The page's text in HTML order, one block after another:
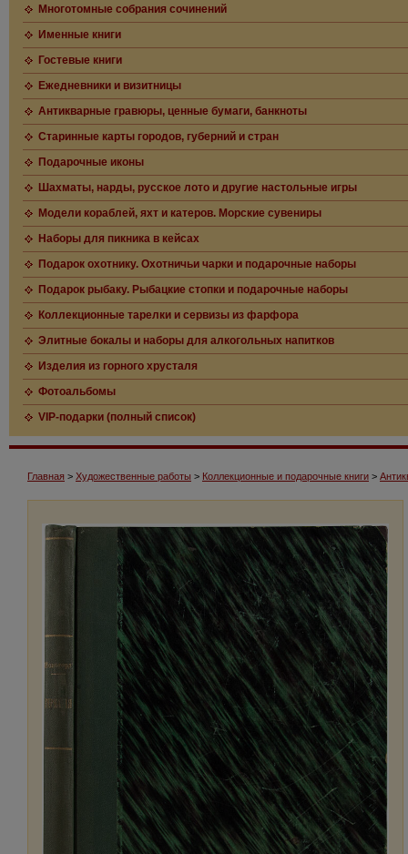
Многотомные собрания сочинений
Именные книги
Гостевые книги
Ежедневники и визитницы
Антикварные гравюры, ценные бумаги, банкноты
Старинные карты городов, губерний и стран
Подарочные иконы
Шахматы, нарды, русское лото и другие настольные игры
Модели кораблей, яхт и катеров. Морские сувениры
Наборы для пикника в кейсах
Подарок охотнику. Охотничьи чарки и подарочные наборы
Подарок рыбаку. Рыбацкие стопки и подарочные наборы
Коллекционные тарелки и сервизы из фарфора
Элитные бокалы и наборы для алкогольных напитков
Изделия из горного хрусталя
Фотоальбомы
VIP-подарки (полный список)
Главная > Художественные работы > Коллекционные и подарочные книги >